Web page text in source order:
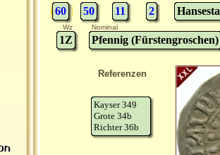
60 50 11 2
Wz Nominal
1Z Pfennig (Fürstengroschen)
Referenzen
Kayser 349
Grote 34b
Richter 36b